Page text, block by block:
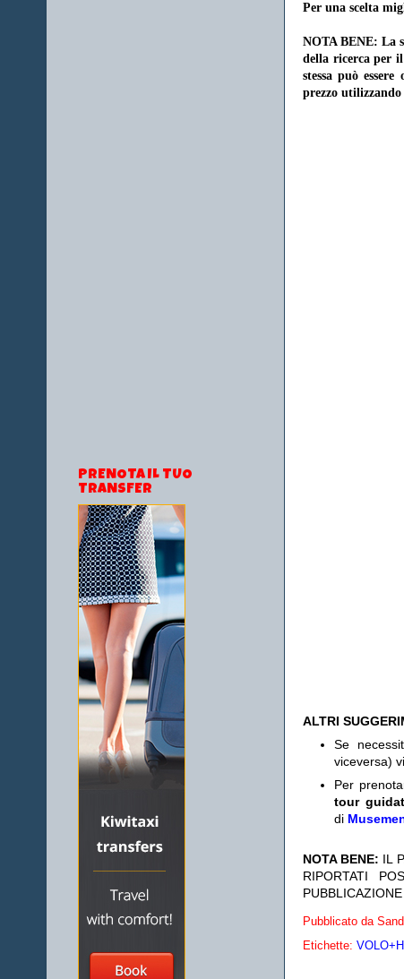
Per una scelta
NOTA BENE: La
della ricerca per
stessa può
prezzo
ALTRI
Se
viceversa)
Per
tour
di
NOTA BENE: IL
RIPORTATI
Pubblicato da
Etichette:
PRENOTA IL TUO
TRANSFER